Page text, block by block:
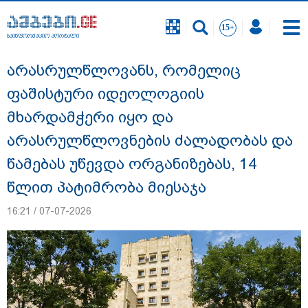
საინფორმაციო პორტალი
დაკავებულია 3 პირი, მათ შორის 2
არასრულწლოვანი - პოლიცია, თბილისში
კურიერზე ჯგუფურად ძალადობის საქმეზე
ინფორმაციას ავრცელებს
საინფორმაციო პორტალი
არასრულწლოვანს, რომელიც
ფაშისტური იდეოლოგიის
მხარდამჭერი იყო და
არასრულწლოვნების ძალადობას და
წამებას უწევდა ორგანიზებას, 14
წლით პატიმრობა მიესაჯა
16:21 / 07-07-2026